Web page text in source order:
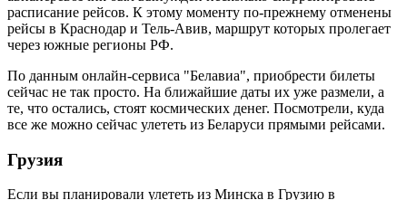
расписание рейсов. К этому моменту по-прежнему отменены
рейсы в Краснодар и Тель-Авив, маршрут которых пролегает
через южные регионы РФ.
По данным онлайн-сервиса "Белавиа", приобрести билеты
сейчас не так просто. На ближайшие даты их уже размели, а
те, что остались, стоят космических денег. Посмотрели, куда
все же можно сейчас улететь из Беларуси прямыми рейсами.
Грузия
Если вы планировали улететь из Минска в Грузию в